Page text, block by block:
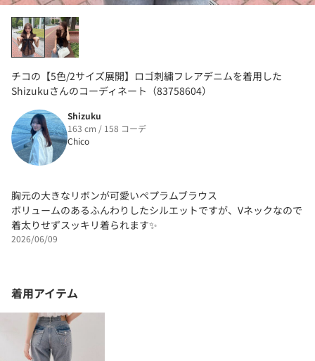
チコの【5色/2サイズ展開】ロゴ刺繍フレアデニムを着用した
Shizukuさんのコーディネート（83758604）
Shizuku
163 cm / 158 コーデ
Chico
胸元の大きなリボンが可愛いペプラムブラウス
ボリュームのあるふんわりしたシルエットですが、Vネックなので
着太りせずスッキリ着られます✨
2026/06/09
着用アイテム